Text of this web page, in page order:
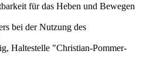
für das Heben und Bewegen
bei der Nutzung des
Haltestelle "Christian-Pommer-